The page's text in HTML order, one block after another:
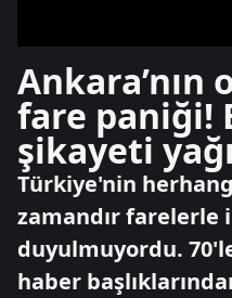
fare paniği!
şikayeti
Türkiye'nin
zamandır
duyulmuyordu.
haber